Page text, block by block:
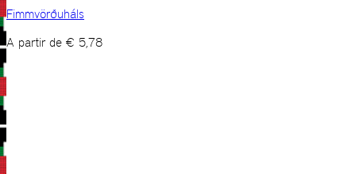
Fimmvörðuháls
A partir de € 5,78